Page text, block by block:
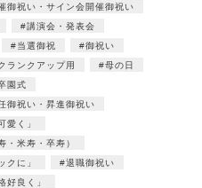
御祝い・サイン会開催御祝い
講演会・発表会
当選御祝
御祝い
ランクアップ用
母の日
園式
御祝い・昇進御祝い
愛く」
・米寿・卒寿）
クに」
退職御祝い
好良く」